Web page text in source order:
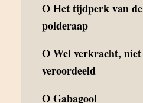
OHet tijdperk van de
polderaap
OWel verkracht, niet
veroordeeld
OGabagool